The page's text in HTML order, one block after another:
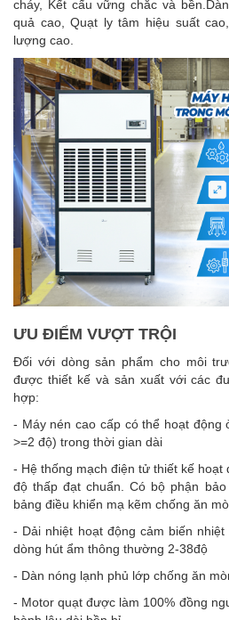
cháy, Kết cấu vững chắc và
quả cao, Quạt ly tâm hiệu suất
lượng cao.
ƯU ĐIỂM VƯỢT TRỘI
Đối với dòng sản phẩm cho môi
được thiết kế và sản xuất với các
hợp:
- Máy nén cao cấp có thể hoạt
>=2 độ) trong thời gian dài
- Hệ thống mạch điện tử thiết kế
độ thấp đạt chuẩn. Có bộ phận
bảng điều khiển mạ kẽm chống ăn
- Dải nhiệt hoạt động cảm biến
dòng hút ẩm thông thường 2-38độ
- Dàn nóng lạnh phủ lớp chống ăn
- Motor quạt được làm 100% đồng